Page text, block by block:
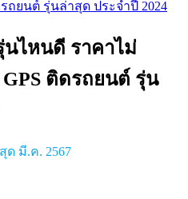
ยนต์ รุ่นล่าสุด ประจำปี 2024
นไหนดี ราคาไม่
GPS ติดรถยนต์ รุ่น
ด มี.ค. 2567